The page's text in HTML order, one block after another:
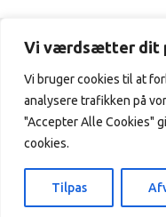
Vi værdsætter dit
Vi bruger cookies til at
analysere trafikken på
"Accepter Alle Cookies"
cookies.
Tilpas
Frivilligcenter
/
© 2026